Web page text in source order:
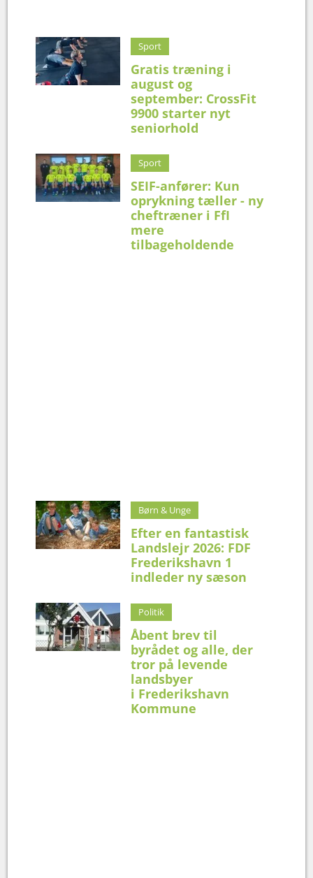
Sport
Gratis træning i
august og
september: CrossFit
9900 starter nyt
seniorhold
Sport
SEIF-anfører: Kun
oprykning tæller - ny
cheftræner i FfI
mere
tilbageholdende
Børn & Unge
Efter en fantastisk
Landslejr 2026: FDF
Frederikshavn 1
indleder ny sæson
Politik
Åbent brev til
byrådet og alle, der
tror på levende
landsbyer
i Frederikshavn
Kommune